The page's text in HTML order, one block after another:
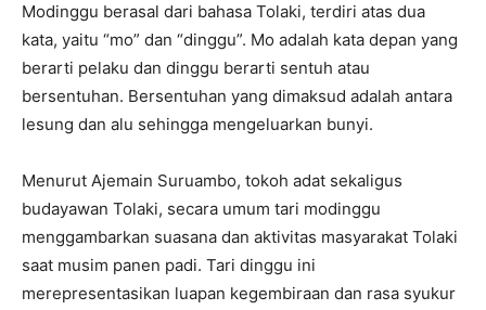
Modinggu berasal dari bahasa Tolaki, terdiri atas dua
kata, yaitu “mo” dan “dinggu”. Mo adalah kata depan yang
berarti pelaku dan dinggu berarti sentuh atau
bersentuhan. Bersentuhan yang dimaksud adalah antara
lesung dan alu sehingga mengeluarkan bunyi.
Menurut Ajemain Suruambo, tokoh adat sekaligus
budayawan Tolaki, secara umum tari modinggu
menggambarkan suasana dan aktivitas masyarakat Tolaki
saat musim panen padi. Tari dinggu ini
merepresentasikan luapan kegembiraan dan rasa syukur